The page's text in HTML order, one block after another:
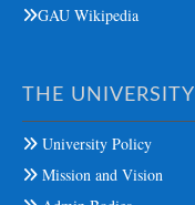
GAU Wikipedia
THE UNIVERSITY
University Policy
Mission and Vision